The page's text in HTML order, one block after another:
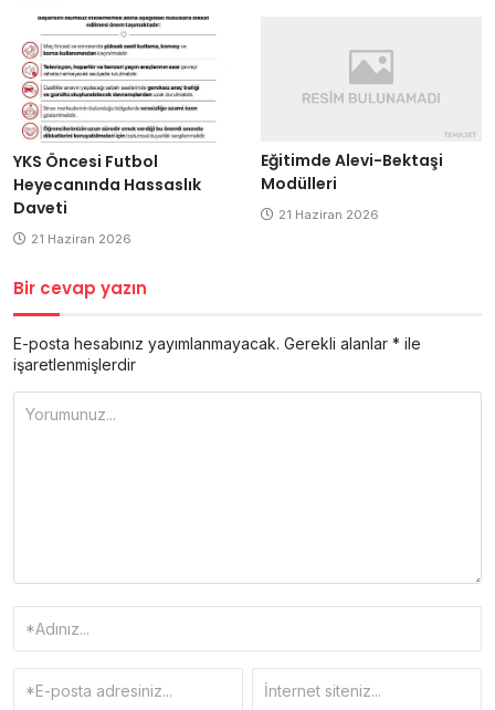
YKS Öncesi Futbol
Heyecanında Hassaslık
Daveti
21 Haziran 2026
Eğitimde Alevi-Bektaşi
Modülleri
21 Haziran 2026
Bir cevap yazın
E-posta hesabınız yayımlanmayacak. Gerekli alanlar * ile
işaretlenmişlerdir